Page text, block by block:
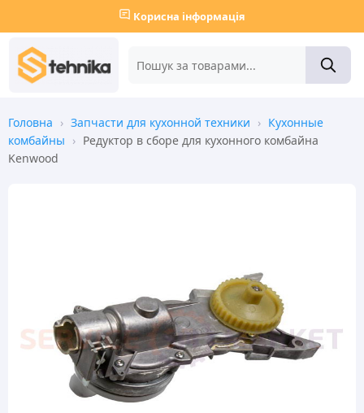
Корисна інформація
Головна › Запчасти для кухонной техники › Кухонные
комбайны › Редуктор в сборе для кухонного комбайна
Kenwood